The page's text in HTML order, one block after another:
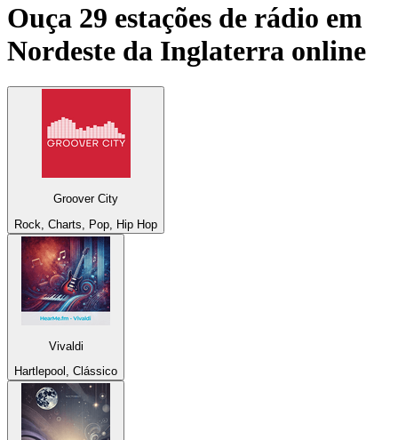
Ouça 29 estações de rádio em
Nordeste da Inglaterra online
Groover City
Rock, Charts, Pop, Hip Hop
Vivaldi
Hartlepool, Clássico